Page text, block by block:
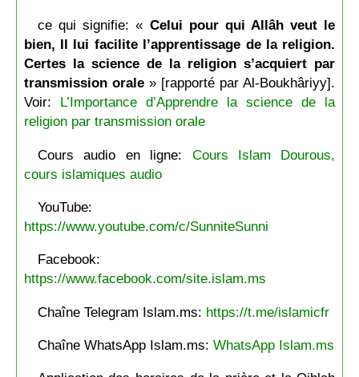
ce qui signifie: « Celui pour qui Allâh veut le
bien, Il lui facilite l’apprentissage de la religion.
Certes la science de la religion s’acquiert par
transmission orale» [rapporté par Al-Boukhâriyy].
Voir: L’Importance d’Apprendre la science de la
religion par transmission orale
Cours audio en ligne: Cours Islam Dourous,
cours islamiques audio
YouTube:
https://www.youtube.com/c/SunniteSunni
Facebook:
https://www.facebook.com/site.islam.ms
Chaîne Telegram Islam.ms: https://t.me/islamicfr
Chaîne WhatsApp Islam.ms: WhatsApp Islam.ms